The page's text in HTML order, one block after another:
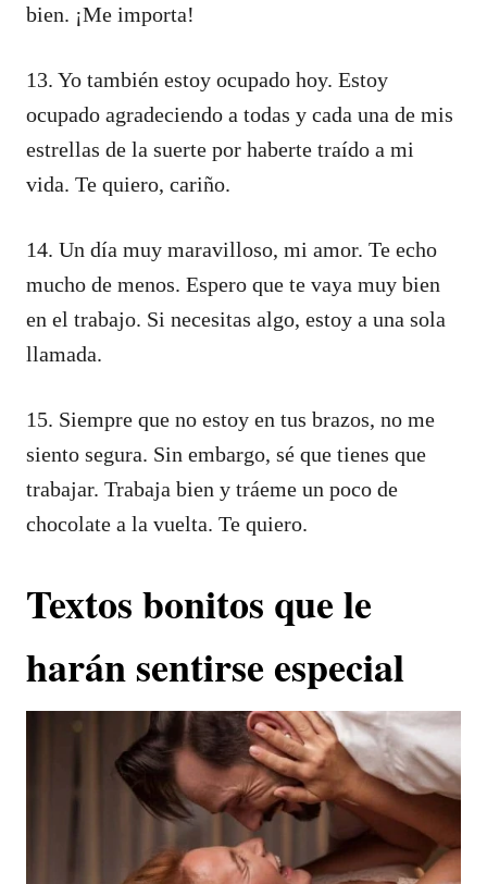
bien. ¡Me importa!
13. Yo también estoy ocupado hoy. Estoy
ocupado agradeciendo a todas y cada una de mis
estrellas de la suerte por haberte traído a mi
vida. Te quiero, cariño.
14. Un día muy maravilloso, mi amor. Te echo
mucho de menos. Espero que te vaya muy bien
en el trabajo. Si necesitas algo, estoy a una sola
llamada.
15. Siempre que no estoy en tus brazos, no me
siento segura. Sin embargo, sé que tienes que
trabajar. Trabaja bien y tráeme un poco de
chocolate a la vuelta. Te quiero.
Textos bonitos que le
harán sentirse especial